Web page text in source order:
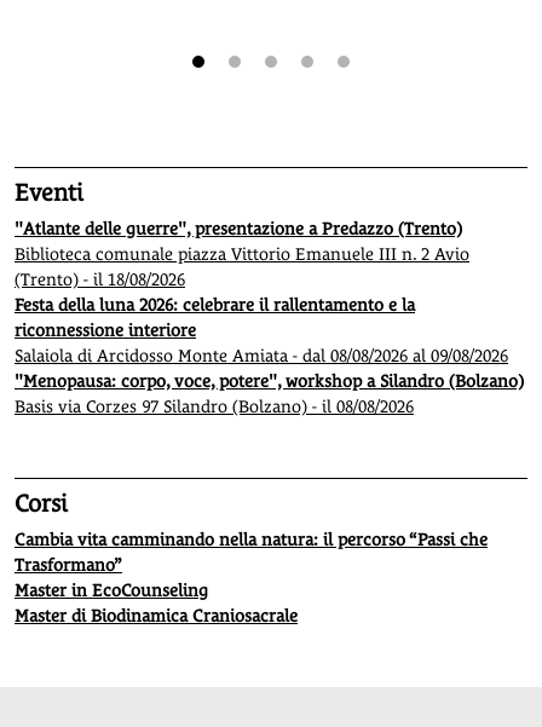
Eventi
"Atlante delle guerre", presentazione a Predazzo (Trento)
Biblioteca comunale piazza Vittorio Emanuele III n. 2 Avio
(Trento) - il 18/08/2026
Festa della luna 2026: celebrare il rallentamento e la
riconnessione interiore
Salaiola di Arcidosso Monte Amiata - dal 08/08/2026 al 09/08/2026
"Menopausa: corpo, voce, potere", workshop a Silandro (Bolzano)
Basis via Corzes 97 Silandro (Bolzano) - il 08/08/2026
Corsi
Cambia vita camminando nella natura: il percorso “Passi che
Trasformano”
Master in EcoCounseling
Master di Biodinamica Craniosacrale